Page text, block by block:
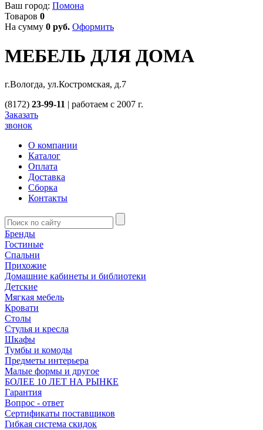
Ваш город: Помона
Товаров 0
На сумму 0 руб. Оформить
МЕБЕЛЬ ДЛЯ ДОМА
г.Вологда, ул.Костромская, д.7
(8172) 23-99-11 | работаем с 2007 г.
Заказать
звонок
О компании
Каталог
Оплата
Доставка
Сборка
Контакты
Бренды
Гостиные
Спальни
Прихожие
Домашние кабинеты и библиотеки
Детские
Мягкая мебель
Кровати
Столы
Стулья и кресла
Шкафы
Тумбы и комоды
Предметы интерьера
Малые формы и другое
БОЛЕЕ 10 ЛЕТ НА РЫНКЕ
Гарантия
Вопрос - ответ
Сертификаты поставщиков
Гибкая система скидок